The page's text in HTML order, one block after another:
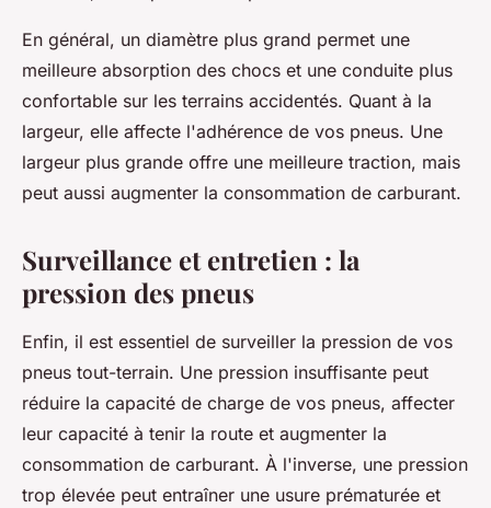
En général, un diamètre plus grand permet une
meilleure absorption des chocs et une conduite plus
confortable sur les terrains accidentés. Quant à la
largeur, elle affecte l'adhérence de vos pneus. Une
largeur plus grande offre une meilleure traction, mais
peut aussi augmenter la consommation de carburant.
Surveillance et entretien : la
pression des pneus
Enfin, il est essentiel de surveiller la pression de vos
pneus tout-terrain. Une pression insuffisante peut
réduire la capacité de charge de vos pneus, affecter
leur capacité à tenir la route et augmenter la
consommation de carburant. À l'inverse, une pression
trop élevée peut entraîner une usure prématurée et